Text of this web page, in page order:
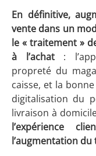
En définitive,
vente dans un
le « traitement »
à l’achat:
propreté du
caisse, et la
digitalisation du
livraison à
l’expérience
l’augmentation